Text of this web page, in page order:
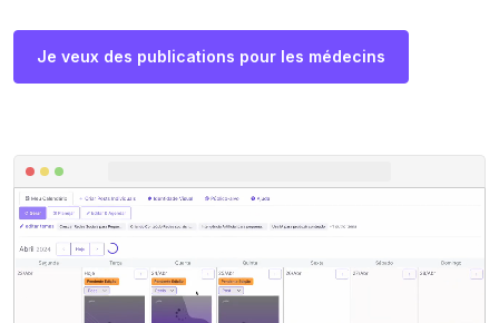
Je veux des publications pour les médecins